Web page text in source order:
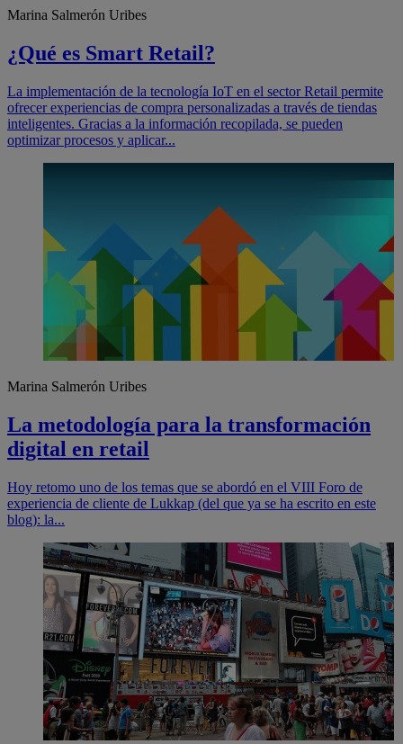
Marina Salmerón Uribes
¿Qué es Smart Retail?
La implementación de la tecnología IoT en el sector Retail permite
ofrecer experiencias de compra personalizadas a través de tiendas
inteligentes. Gracias a la información recopilada, se pueden
optimizar procesos y aplicar...
Marina Salmerón Uribes
La metodología para la transformación
digital en retail
Hoy retomo uno de los temas que se abordó en el VIII Foro de
experiencia de cliente de Lukkap (del que ya se ha escrito en este
blog): la...